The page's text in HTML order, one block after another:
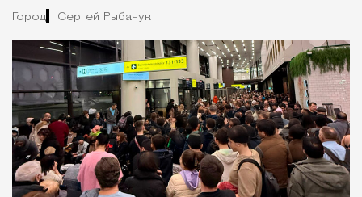
Город Сергей Рыбачук